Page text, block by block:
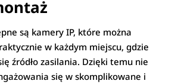
są kamery IP, które można
w każdym miejscu, gdzie
źródło zasilania. Dzięki temu nie
się w skomplikowane i